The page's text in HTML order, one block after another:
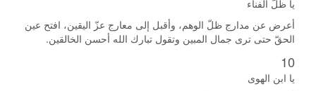
يا ظلّ الفناء
أعرض عن مدارج ظلّ الوهم، وأقبل إلى معارج عزّ اليقين، افتح عين
الحقّ حتى ترى جمال المبين وتقول تبارك الله أحسن الخالقين.
10
يا ابن الهوى